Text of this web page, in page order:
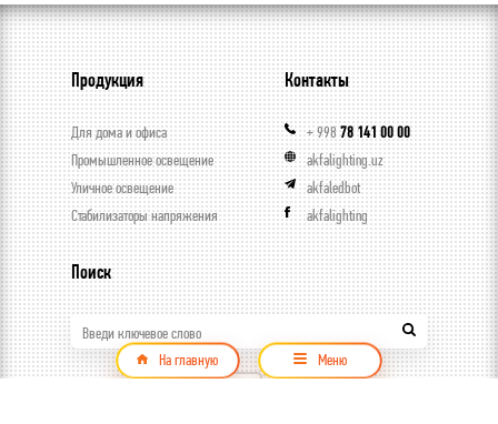
На главную Меню
Продукция
Для дома и офиса
Промышленное освещение
Уличное освещение
Стабилизаторы напряжения
Контакты
+ 99878 141 00 00
akfalighting.uz
akfaledbot
akfalighting
Поиск
Введи ключевое слово